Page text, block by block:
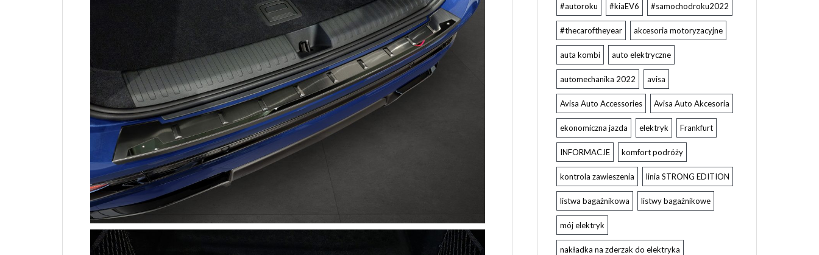
#autoroku #kiaEV6 #samochodroku2022
#thecaroftheyear akcesoria motoryzacyjne
auta kombi auto elektryczne
automechanika 2022 avisa
Avisa Auto Accessories Avisa Auto Akcesoria
ekonomiczna jazda elektryk Frankfurt
INFORMACJE komfort podróży
kontrola zawieszenia linia STRONG EDITION
listwa bagażnikowa listwy bagażnikowe
mój elektryk
nakładka na zderzak do elektryka